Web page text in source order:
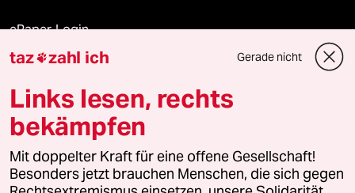
ePaper Login
Downloads für Abonnierende
© 2026 taz Verlags und Vertriebs GmbH
Alle Rechte vorbehalten. Bei rechtlichen Fragen oder für Genehmigungen
wenden Sie sich bitte an
lizenzen@taz.de
taz zahl ich Gerade nicht
Links lesen, rechts
bekämpfen
Mit doppelter Kraft für eine offene Gesellschaft!
Besonders jetzt brauchen Menschen, die sich gegen